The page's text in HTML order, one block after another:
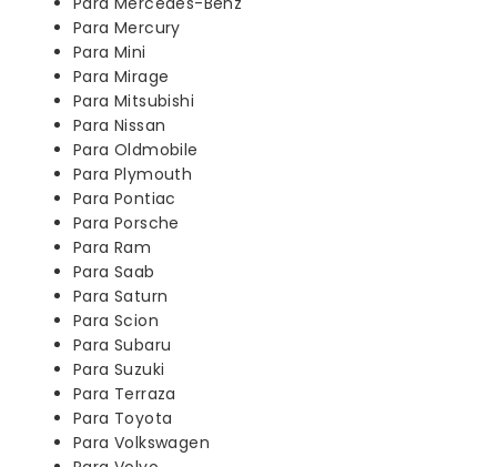
Para Mercury
Para Mini
Para Mirage
Para Mitsubishi
Para Nissan
Para Oldmobile
Para Plymouth
Para Pontiac
Para Porsche
Para Ram
Para Saab
Para Saturn
Para Scion
Para Subaru
Para Suzuki
Para Terraza
Para Toyota
Para Volkswagen